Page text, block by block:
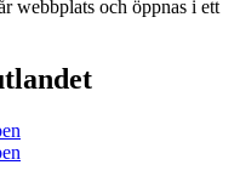
webbplats och öppnas i ett